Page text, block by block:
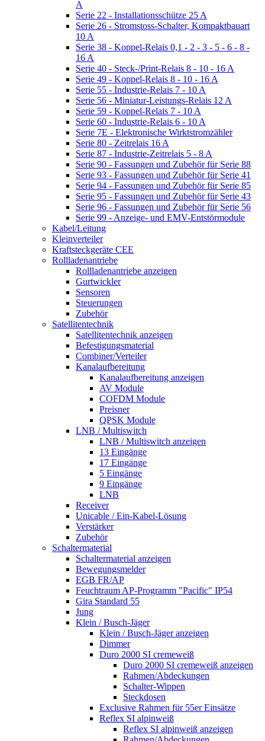
A
Serie 22 - Installationsschütze 25 A
Serie 26 - Stromstoss-Schalter, Kompaktbauart
10 A
Serie 38 - Koppel-Relais 0,1 - 2 - 3 - 5 - 6 - 8 -
16 A
Serie 40 - Steck-/Print-Relais 8 - 10 - 16 A
Serie 49 - Koppel-Relais 8 - 10 - 16 A
Serie 55 - Industrie-Relais 7 - 10 A
Serie 56 - Miniatur-Leistungs-Relais 12 A
Serie 59 - Koppel-Relais 7 - 10 A
Serie 60 - Industrie-Relais 6 - 10 A
Serie 7E - Elektronische Wirktstromzähler
Serie 80 - Zeitrelais 16 A
Serie 87 - Industrie-Zeitrelais 5 - 8 A
Serie 90 - Fassungen und Zubehör für Serie 88
Serie 93 - Fassungen und Zubehör für Serie 41
Serie 94 - Fassungen und Zubehör für Serie 85
Serie 95 - Fassungen und Zubehör für Serie 43
Serie 96 - Fassungen und Zubehör für Serie 56
Serie 99 - Anzeige- und EMV-Entstörmodule
Kabel/Leitung
Kleinverteiler
Kraftsteckgeräte CEE
Rollladenantriebe
Rollladenantriebe anzeigen
Gurtwickler
Sensoren
Steuerungen
Zubehör
Satellitentechnik
Satellitentechnik anzeigen
Befestigungsmaterial
Combiner/Verteiler
Kanalaufbereitung
Kanalaufbereitung anzeigen
AV Module
COFDM Module
Preisner
QPSK Module
LNB / Multiswitch
LNB / Multiswitch anzeigen
13 Eingänge
17 Eingänge
5 Eingänge
9 Eingänge
LNB
Receiver
Unicable / Ein-Kabel-Lösung
Verstärker
Zubehör
Schaltermaterial
Schaltermaterial anzeigen
Bewegungsmelder
EGB FR/AP
Feuchtraum AP-Programm "Pacific" IP54
Gira Standard 55
Jung
Klein / Busch-Jäger
Klein / Busch-Jäger anzeigen
Dimmer
Duro 2000 SI cremeweiß
Duro 2000 SI cremeweiß anzeigen
Rahmen/Abdeckungen
Schalter-Wippen
Steckdosen
Exclusive Rahmen für 55er Einsätze
Reflex SI alpinweiß
Reflex SI alpinweiß anzeigen